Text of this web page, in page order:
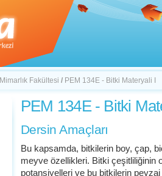
Mimarlık Fakültesi / PEM 134E - Bitki Materyali I
PEM 134E - Bitki
Dersin Amaçları
Bu kapsamda, bitkilerin boy, çap,
meyve özellikleri. Bitki çeşitliliğinin
potansiyelleri ve bu bitkilerin peyzaj